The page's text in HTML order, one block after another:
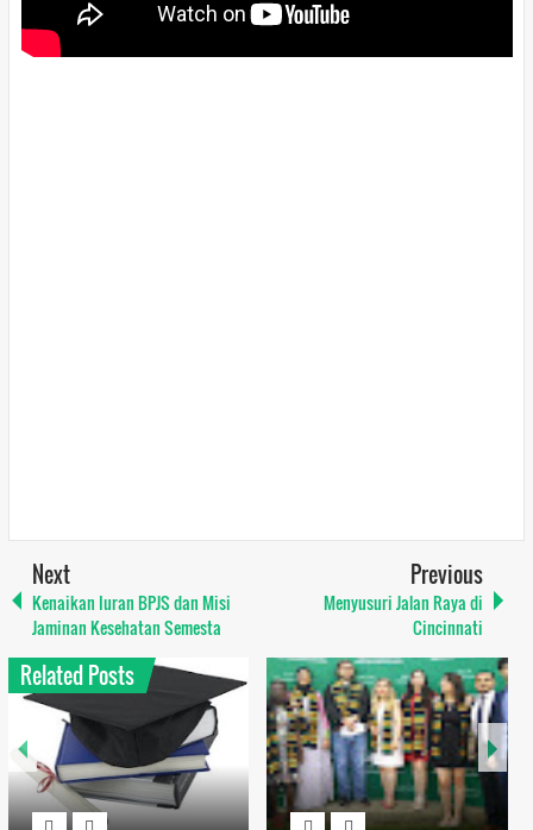
Next
Kenaikan Iuran BPJS dan Misi
Jaminan Kesehatan Semesta
Previous
Menyusuri Jalan Raya di
Cincinnati
Related Posts